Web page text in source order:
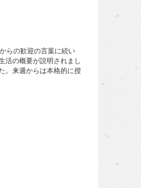
らの歓迎の言葉に続い
活の概要が説明されまし
。来週からは本格的に授